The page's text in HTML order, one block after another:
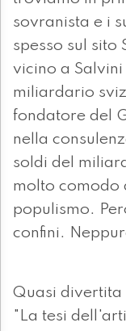
sovranista e i
spesso sul sito
vicino a
miliardario
fondatore del
nella
soldi del
molto comodo
populismo.
confini.
Quasi divertita
"La tesi